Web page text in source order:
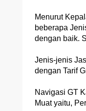
Menurut
beberapa
dengan baik.
Jenis-jenis
dengan Tarif
Navigasi GT
Muat yaitu,